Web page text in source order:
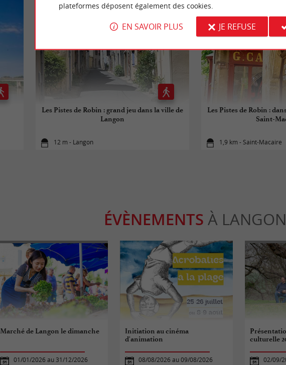
Les Pistes de Robin : grand jeu dans la ville de
Langon
12 m - Langon
Les Pistes de Robin :
Saint-
1,9 km - Saint-Macaire
ÉVÈNEMENTS À LANGON
Marché de Langon le dimanche
01/01/2026 au 31/12/2026
Initiation au cinéma
d'animation
08/08/2026 au 09/08/2026
culturelle
02/09/
plateformes déposent également des cookies.
EN SAVOIR PLUS JE REFUSE